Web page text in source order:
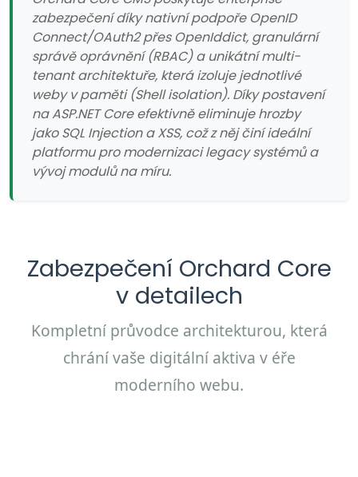
zabezpečení díky nativní podpoře OpenID
Connect/OAuth2 přes OpenIddict, granulární
správě oprávnění (RBAC) a unikátní multi-
tenant architektuře, která izoluje jednotlivé
weby v paměti (Shell isolation). Díky postavení
na ASP.NET Core efektivně eliminuje hrozby
jako SQL Injection a XSS, což z něj činí ideální
platformu pro modernizaci legacy systémů a
vývoj modulů na míru.
Zabezpečení Orchard Core
v detailech
Kompletní průvodce architekturou, která
chrání vaše digitální aktiva v éře
moderního webu.